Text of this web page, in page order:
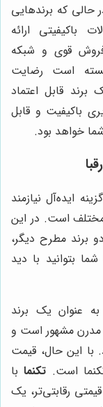
حالی که برندهایی
باکیفیتی ارائه
قوی و شبکه
است رضایت
قابل اعتماد
باکیفیت و قابل
خواهد بود.
ایده‌آل نیازمند
است. در این
برند مطرح دیگر،
بتوانید با دید
عنوان یک برند
مدرن مشهور است و
با این حال، قیمت
است. تکنمابا
رقابتی‌تر، یک